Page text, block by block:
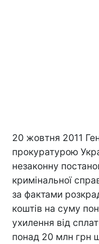
20 жовтня 2011
прокуратурою
незаконну
кримінальної
за фактами
коштів на суму
ухилення від
понад 20 млн грн